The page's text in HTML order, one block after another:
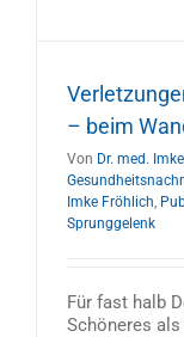
– beim
Von Dr. med.
Imke Fröhlich
Sprunggelenk
Für fast halb
Schöneres